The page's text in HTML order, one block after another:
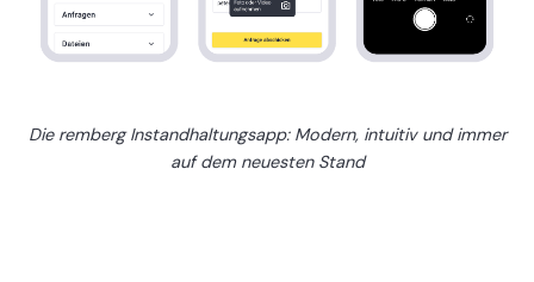
Die remberg Instandhaltungsapp: Modern, intuitiv und immer
auf dem neuesten Stand